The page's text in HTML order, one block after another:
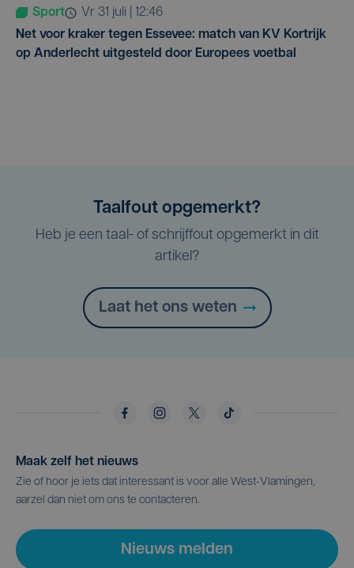
Sport
vr 31 juli | 12:46
Net voor kraker tegen Essevee: match van KV Kortrijk
op Anderlecht uitgesteld door Europees voetbal
Taalfout opgemerkt?
Heb je een taal- of schrijffout opgemerkt in dit
artikel?
Laat het ons weten
Maak zelf het nieuws
Zie of hoor je iets dat interessant is voor alle West-Vlamingen,
aarzel dan niet om ons te contacteren.
Nieuws melden